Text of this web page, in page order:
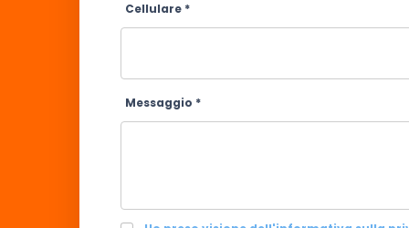
Cellulare *
Messaggio *